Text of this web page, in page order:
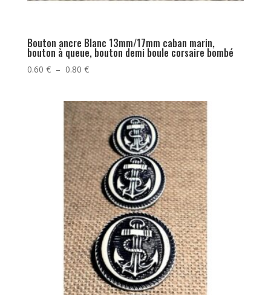
Bouton ancre Blanc 13mm/17mm caban marin,
bouton à queue, bouton demi boule corsaire bombé
0.60 € – 0.80 €Plage
0.60 €
à
0.80 €